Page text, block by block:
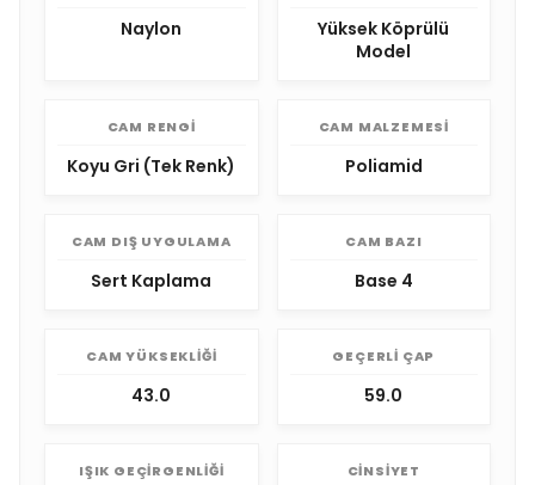
Naylon
Yüksek Köprülü
Model
CAM RENGI
Koyu Gri (Tek Renk)
CAM MALZEMESI
Poliamid
CAM DIŞ UYGULAMA
Sert Kaplama
CAM BAZI
Base 4
CAM YÜKSEKLIĞI
43.0
GEÇERLI ÇAP
59.0
IŞIK GEÇIRGENLIĞI CINSIYET